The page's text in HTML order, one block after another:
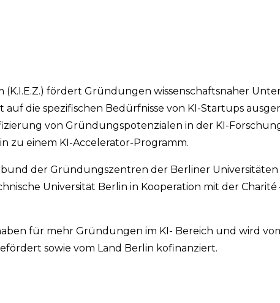
fördert Gründungen wissenschaftsnaher
auf die spezifischen Bedürfnisse von KI-Startups
von Gründungspotenzialen in der KI-
zu einem KI-Accelerator-Programm.
der Gründungszentren der Berliner Universitäten
Universität Berlin in Kooperation mit der Charité
für mehr Gründungen im KI- Bereich und wird
sowie vom Land Berlin kofinanziert.